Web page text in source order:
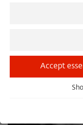
Accept
Essential cookies